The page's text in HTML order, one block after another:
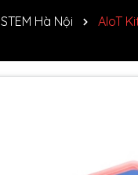
STEM Hà Nội
AIoT